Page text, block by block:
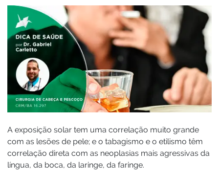
A exposição solar tem uma correlação muito grande
com as lesões de pele; e o tabagismo e o etilismo têm
correlação direta com as neoplasias mais agressivas da
língua, da boca, da laringe, da faringe.